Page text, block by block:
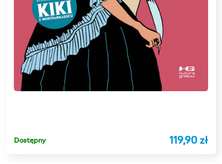
Dostępny 119,90 zł